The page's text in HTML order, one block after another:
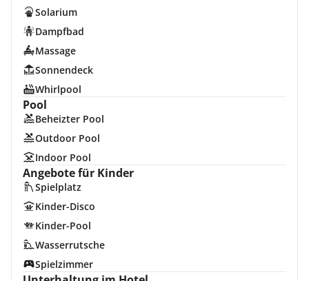
Solarium
Dampfbad
Massage
Sonnendeck
Whirlpool
Pool
Beheizter Pool
Outdoor Pool
Indoor Pool
Angebote für Kinder
Spielplatz
Kinder-Disco
Kinder-Pool
Wasserrutsche
Spielzimmer